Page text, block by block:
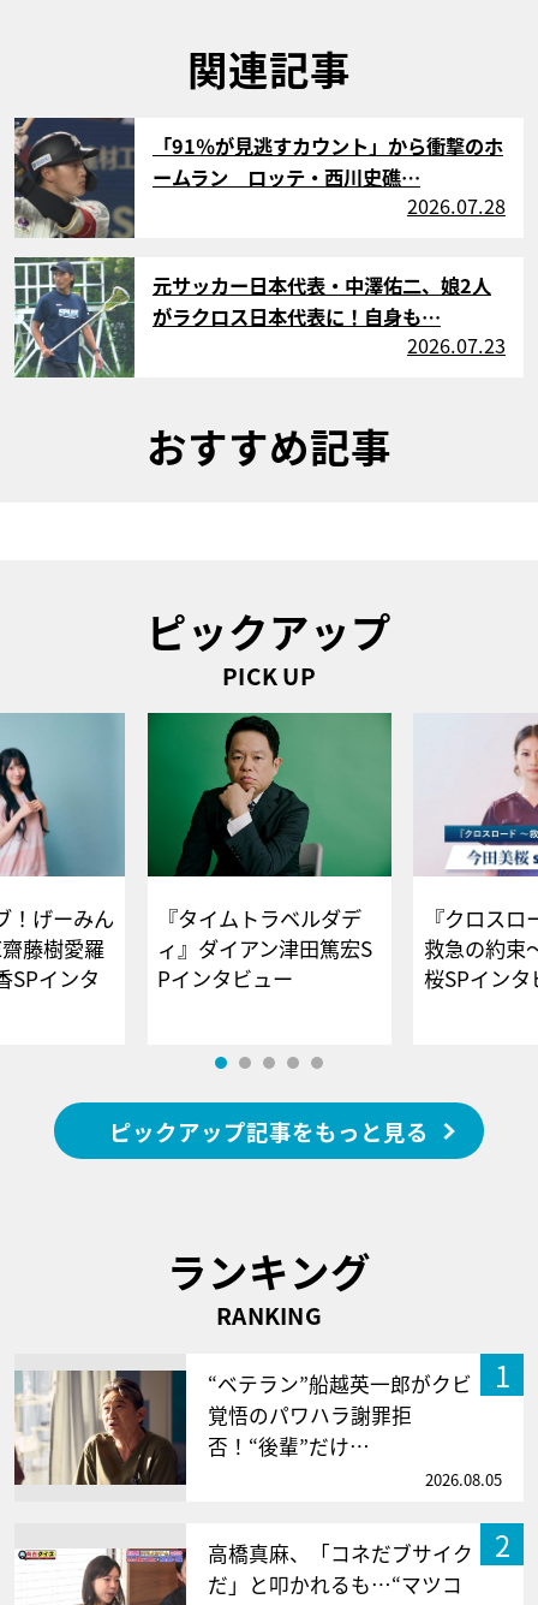
関連記事
サムネイル
「91％が見逃すカウント」から衝撃のホ
ームラン ロッテ・西川史礁…
2026.07.28
サムネイル
元サッカー日本代表・中澤佑二、娘2人
がラクロス日本代表に！自身も…
2026.07.23
おすすめ記事
ピックアップ
PICK UP
！げーみん
藤樹愛羅
SPインタ
『タイムトラベルダデ
ィ』ダイアン津田篤宏S
Pインタビュー
『クロス
救急の約束
桜SPイ
ピックアップ記事をもっと見る
ランキング
RANKING
1
“ベテラン”船越英一郎がクビ
覚悟のパワハラ謝罪拒
否！“後輩”だけ…
2026.08.05
2
高橋真麻、「コネだブサイク
だ」と叩かれるも…“マツコ